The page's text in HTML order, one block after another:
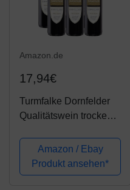
Amazon.de
17,94€
Turmfalke Dornfelder
Qualitätswein trocken
Amazon / Ebay
Produkt ansehen*